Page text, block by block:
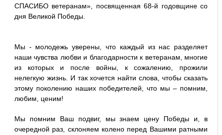
СПАСИБО ветеранам», посвященная 68-й годовщине со
дня Великой Победы.
Мы - молодежь уверены, что каждый из нас разделяет
наши чувства любви и благодарности к ветеранам, многие
из которых и после войны, к сожалению, прожили
нелегкую жизнь. И так хочется найти слова, чтобы сказать
этому поколению наших победителей, что мы – помним,
любим, ценим!
Мы помним Ваш подвиг, мы знаем цену Победы и, в
очередной раз, склоняем колено перед Вашими ратными